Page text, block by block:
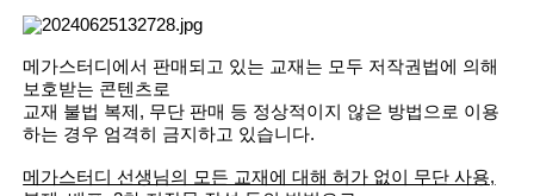
메가스터디에서 판매되고 있는 교재는 모두 저작권법에 의해
보호받는 콘텐츠로
교재 불법 복제, 무단 판매 등 정상적이지 않은 방법으로 이용
하는 경우 엄격히 금지하고 있습니다.
메가스터디 선생님의 모든 교재에 대해 허가 없이 무단 사용,